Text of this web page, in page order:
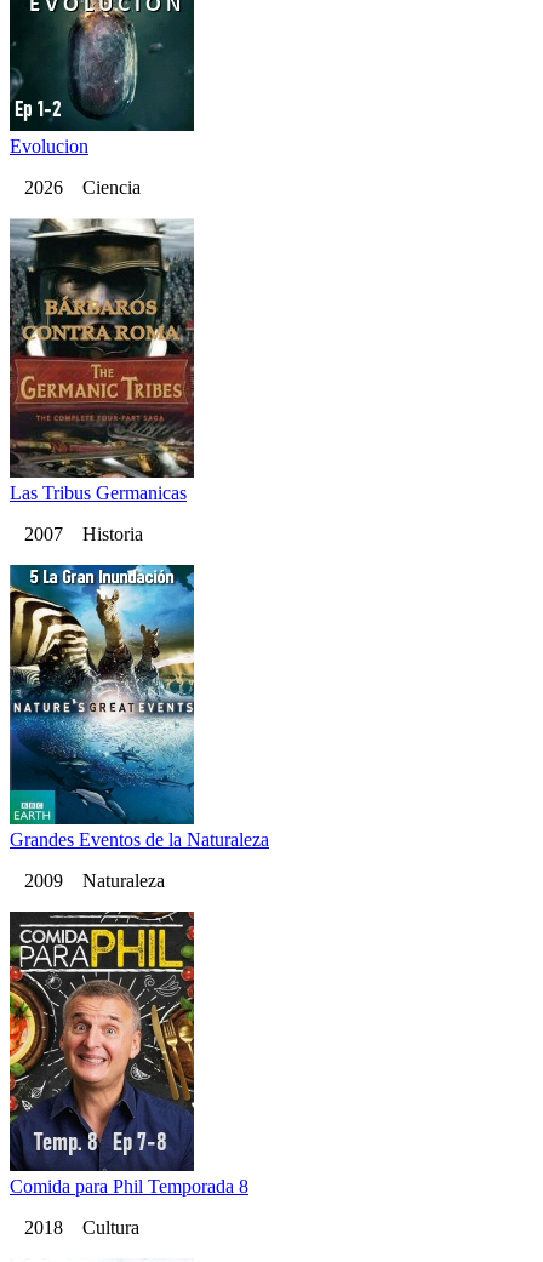
Evolucion
2026 Ciencia
Las Tribus Germanicas
2007 Historia
Grandes Eventos de la Naturaleza
2009 Naturaleza
Comida para Phil Temporada 8
2018 Cultura